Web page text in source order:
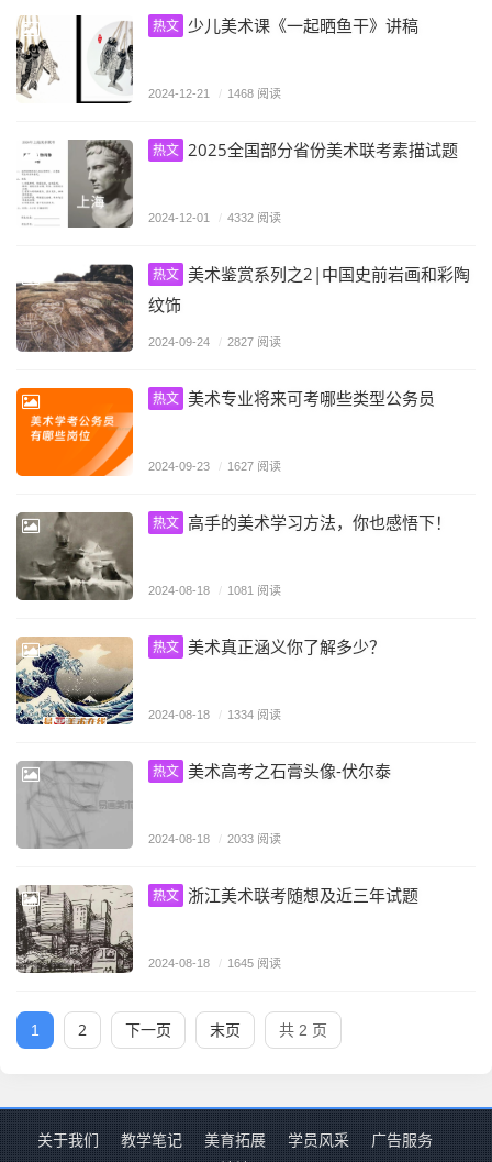
热文 少儿美术课《一起晒鱼干》讲稿
2024-12-21 / 1468 阅读
热文 2025全国部分省份美术联考素描试题
2024-12-01 / 4332 阅读
热文 美术鉴赏系列之2|中国史前岩画和彩陶
纹饰
2024-09-24 / 2827 阅读
热文 美术专业将来可考哪些类型公务员
2024-09-23 / 1627 阅读
热文 高手的美术学习方法，你也感悟下！
2024-08-18 / 1081 阅读
热文 美术真正涵义你了解多少？
2024-08-18 / 1334 阅读
热文 美术高考之石膏头像-伏尔泰
2024-08-18 / 2033 阅读
热文 浙江美术联考随想及近三年试题
2024-08-18 / 1645 阅读
1 2 下一页 末页 共 2 页
关于我们 教学笔记 美育拓展 学员风采
广告服务